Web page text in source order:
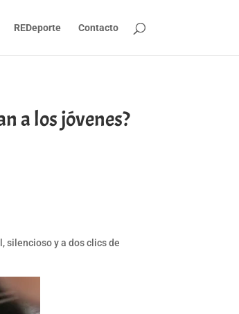
REDeporte Contacto
a los jóvenes?
silencioso y a dos clics de